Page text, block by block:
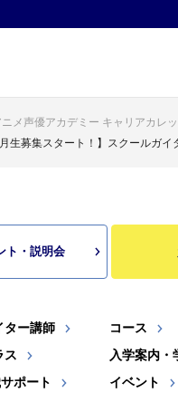
メ声優アカデミー キャリアカレ
生募集スタート！】スクールガイ
ター講師
ス
ポート
コース
入学案内・
イベント
ト・説明会